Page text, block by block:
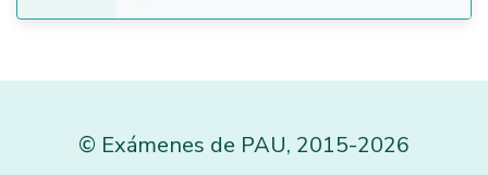
© Exámenes de PAU, 2015-2026